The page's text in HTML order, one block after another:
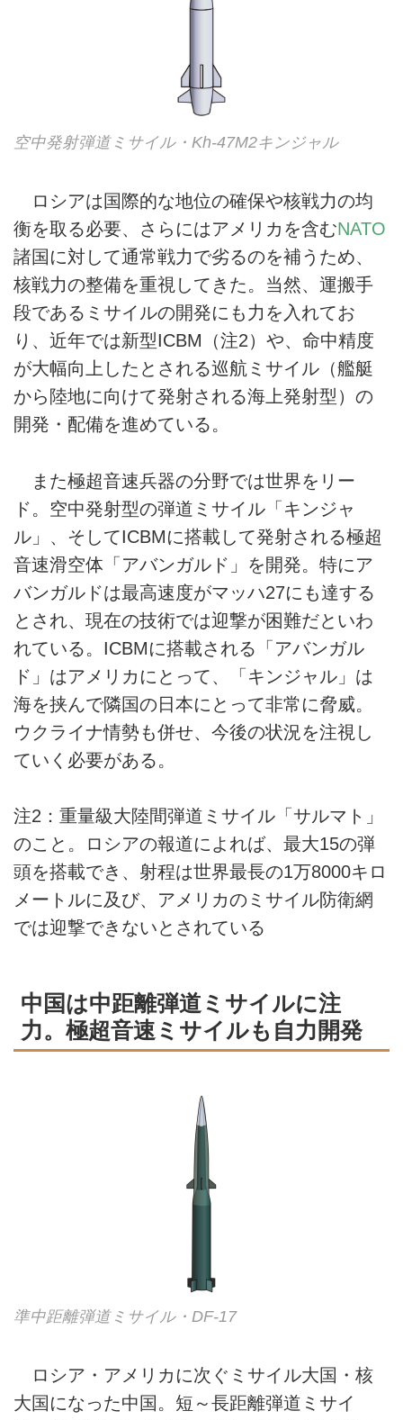
空中発射弾道ミサイル・Kh-47M2キンジャル
ロシアは国際的な地位の確保や核戦力の均
衡を取る必要、さらにはアメリカを含むNATO
諸国に対して通常戦力で劣るのを補うため、
核戦力の整備を重視してきた。当然、運搬手
段であるミサイルの開発にも力を入れてお
り、近年では新型ICBM（注2）や、命中精度
が大幅向上したとされる巡航ミサイル（艦艇
から陸地に向けて発射される海上発射型）の
開発・配備を進めている。
また極超音速兵器の分野では世界をリー
ド。空中発射型の弾道ミサイル「キンジャ
ル」、そしてICBMに搭載して発射される極超
音速滑空体「アバンガルド」を開発。特にア
バンガルドは最高速度がマッハ27にも達する
とされ、現在の技術では迎撃が困難だといわ
れている。ICBMに搭載される「アバンガル
ド」はアメリカにとって、「キンジャル」は
海を挟んで隣国の日本にとって非常に脅威。
ウクライナ情勢も併せ、今後の状況を注視し
ていく必要がある。
注2：重量級大陸間弾道ミサイル「サルマト」
のこと。ロシアの報道によれば、最大15の弾
頭を搭載でき、射程は世界最長の1万8000キロ
メートルに及び、アメリカのミサイル防衛網
では迎撃できないとされている
中国は中距離弾道ミサイルに注
力。極超音速ミサイルも自力開発
準中距離弾道ミサイル・DF-17
ロシア・アメリカに次ぐミサイル大国・核
大国になった中国。短～長距離弾道ミサイ